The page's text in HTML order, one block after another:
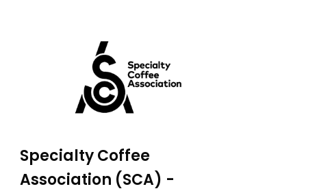
Specialty Coffee
Association (SCA) -